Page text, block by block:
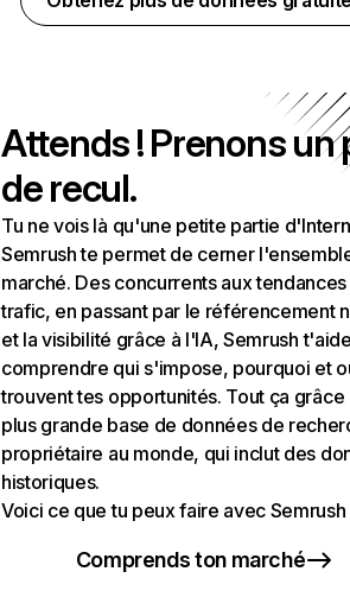
Attends ! Prenons un
de recul.
Tu ne vois là qu'une petite partie
Semrush te permet de cerner
marché. Des concurrents aux
trafic, en passant par le référencement
et la visibilité grâce à l'IA, Semrush
comprendre qui s'impose, pourquoi et
trouvent tes opportunités. Tout ça grâce
plus grande base de données de
propriétaire au monde, qui inclut des
historiques.
Voici ce que tu peux faire avec Semrush
Comprends ton marché